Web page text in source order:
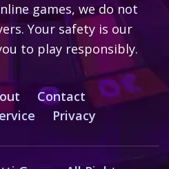
games, we do not
Your safety is our
to play responsibly.
Contact
Privacy